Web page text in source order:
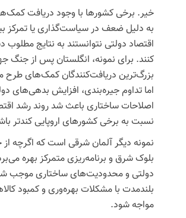
خیر. برخی کشورها با وجود دریافت
به دلیل ضعف در سیاست‌گذاری یا تمرکز
اقتصاد دولتی نتوانستند به نتایج مطلوب
کنند. برای نمونه، انگلستانپس از جنگ
بزرگ‌ترین دریافت‌کنندگان کمک‌های طرح
اما تداوم جیره‌بندی، افزایش بدهی‌های
اصلاحات ساختاری باعث شد روند رشد
نسبت به برخی کشورهای اروپایی کندتر
نمونه دیگرآلمان شرقی است که اگرچه
بلوک شرق و برنامه‌ریزی متمرکز بهره
دولتی و محدودیت‌های ساختاری موجب
بلندمدت با مشکلات بهره‌وری و کمبود
مواجه شود.